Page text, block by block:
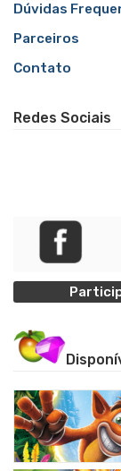
Dúvidas
Parceiros
Contato
Redes Sociais